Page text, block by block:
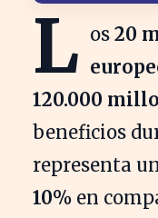
L os 20
120.000
beneficios
representa
10% en